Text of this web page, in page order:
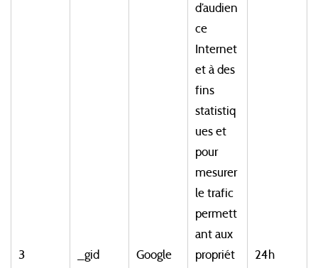
3 _gid Google
d’audien
ce
Internet
et à des
fins
statistiq
ues et
pour
mesurer
le trafic
permett
ant aux
propriét
24h